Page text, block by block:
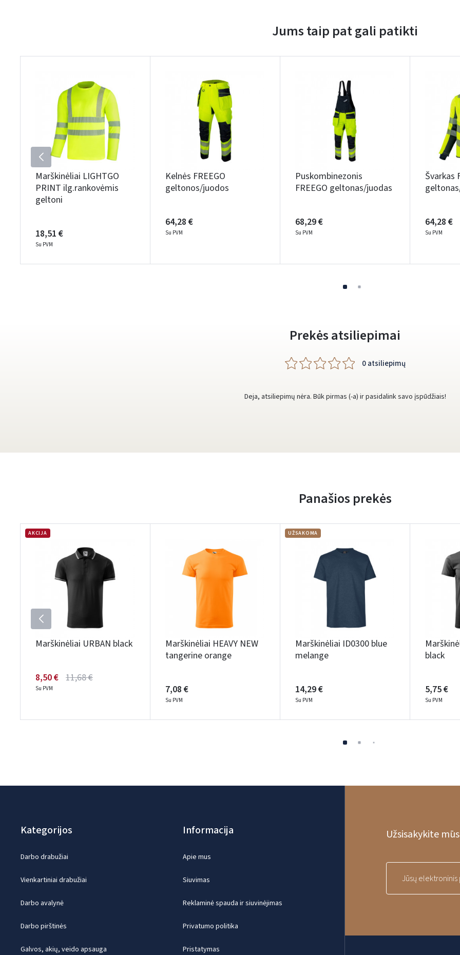
Jums taip pat gali patikti
Marškinėliai LIGHTGO
PRINT ilg.rankovėmis
geltoni
18,51 €
Su PVM
Kelnės FREEGO
geltonos/juodos
64,28 €
Su PVM
Puskombinezonis
FREEGO geltonas/juodas
68,29 €
Su PVM
Švarkas
64,28 €
Su PVM
Prekės atsiliepimai
0 atsiliepimų
Deja, atsiliepimų nėra. Būk pirmas (-a) ir pasidalink savo įspūdžiais!
Įvertinimas:
Panašios prekės
AKCIJA
Marškinėliai URBAN black
8,50 € 11,68 €
Su PVM
Marškinėliai HEAVY NEW
tangerine orange
7,08 €
Su PVM
UŽSAKOMA
Marškinėliai ID0300 blue
melange
14,29 €
Su PVM
black
5,75 €
Su PVM
Kategorijos
Darbo drabužiai
Vienkartiniai drabužiai
Darbo avalynė
Darbo pirštinės
Galvos, akių, veido apsauga
Informacija
Apie mus
Siuvimas
Reklaminė spauda ir siuvinėjimas
Privatumo politika
Pristatymas
Užsisakykite
Prisijungti
Pamiršote slaptažodį?
Facebook Google